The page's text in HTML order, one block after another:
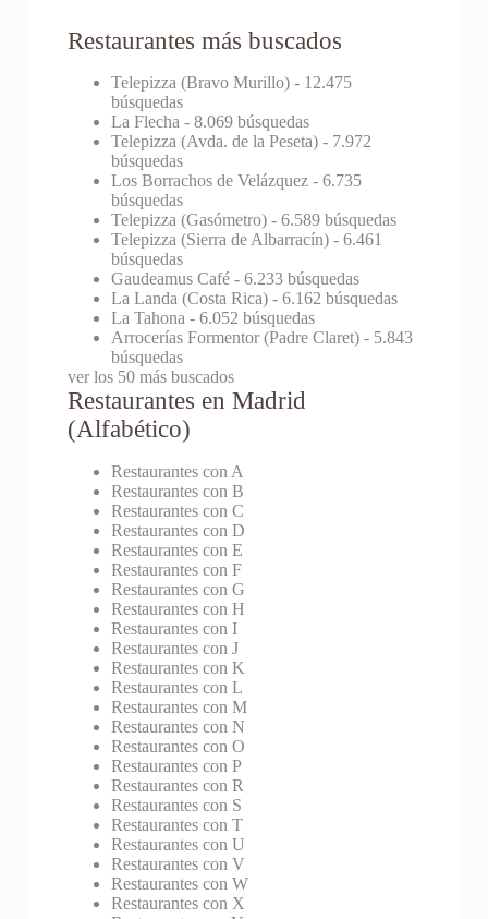
Restaurantes más buscados
Telepizza (Bravo Murillo)- 12.475
búsquedas
La Flecha - 8.069 búsquedas
Telepizza (Avda. de la Peseta)- 7.972
búsquedas
Los Borrachos de Velázquez- 6.735
búsquedas
Telepizza (Gasómetro)- 6.589 búsquedas
Telepizza (Sierra de Albarracín)- 6.461
búsquedas
Gaudeamus Café- 6.233 búsquedas
La Landa (Costa Rica)- 6.162 búsquedas
La Tahona - 6.052 búsquedas
Arrocerías Formentor (Padre Claret)- 5.843
búsquedas
ver los 50 más buscados
Restaurantes en Madrid
(Alfabético)
Restaurantes con A
Restaurantes con B
Restaurantes con C
Restaurantes con D
Restaurantes con E
Restaurantes con F
Restaurantes con G
Restaurantes con H
Restaurantes con I
Restaurantes con J
Restaurantes con K
Restaurantes con L
Restaurantes con M
Restaurantes con N
Restaurantes con O
Restaurantes con P
Restaurantes con R
Restaurantes con S
Restaurantes con T
Restaurantes con U
Restaurantes con V
Restaurantes con W
Restaurantes con X